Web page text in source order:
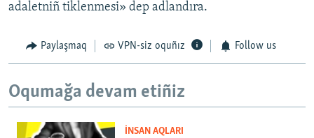
adaletniñ tiklenmesi» dep adlandıra.
Paylaşmaq VPN-siz oquñız Follow us
Oqumağa devam etiñiz
İNSAN AQLARI